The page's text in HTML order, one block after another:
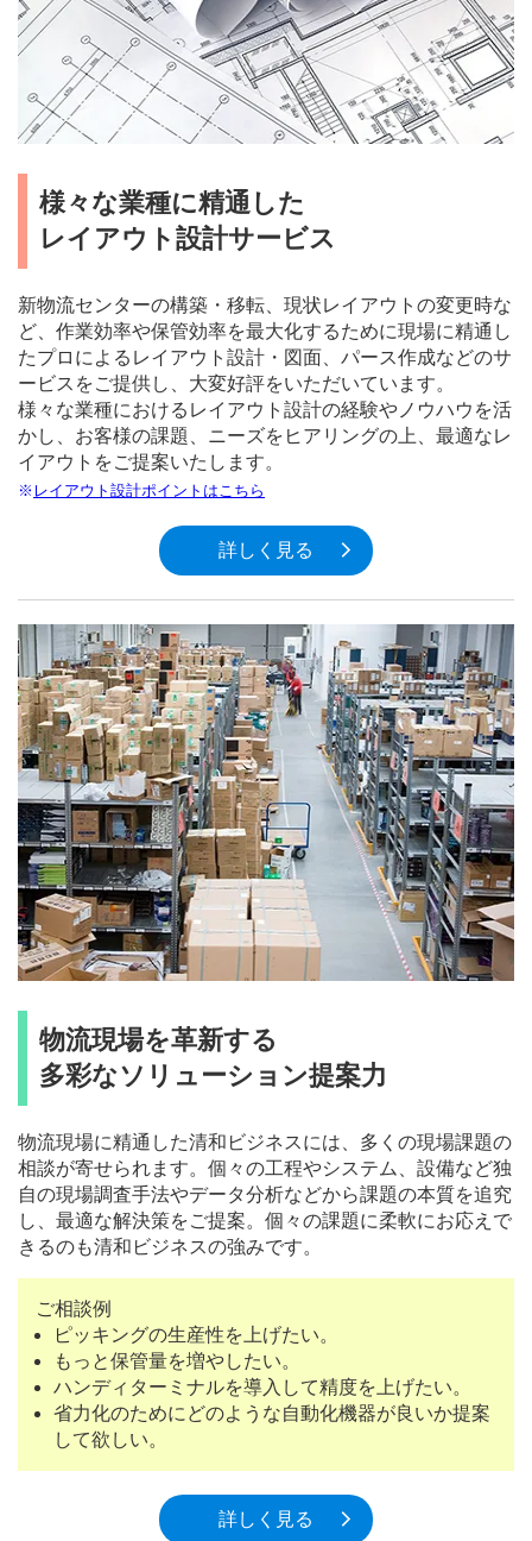
様々な業種に精通した
レイアウト設計サービス
新物流センターの構築・移転、現状レイアウトの変更時な
ど、作業効率や保管効率を最大化するために現場に精通し
たプロによるレイアウト設計・図面、パース作成などのサ
ービスをご提供し、大変好評をいただいています。
様々な業種におけるレイアウト設計の経験やノウハウを活
かし、お客様の課題、ニーズをヒアリングの上、最適なレ
イアウトをご提案いたします。
レイアウト設計ポイントはこちら
詳しく見る
物流現場を革新する
多彩なソリューション提案力
物流現場に精通した清和ビジネスには、多くの現場課題の
相談が寄せられます。個々の工程やシステム、設備など独
自の現場調査手法やデータ分析などから課題の本質を追究
し、最適な解決策をご提案。個々の課題に柔軟にお応えで
きるのも清和ビジネスの強みです。
ご相談例
ピッキングの生産性を上げたい。
もっと保管量を増やしたい。
ハンディターミナルを導入して精度を上げたい。
省力化のためにどのような自動化機器が良いか提案
して欲しい。
詳しく見る